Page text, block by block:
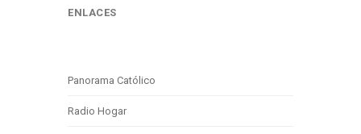
ENLACES
Panorama Católico
Radio Hogar